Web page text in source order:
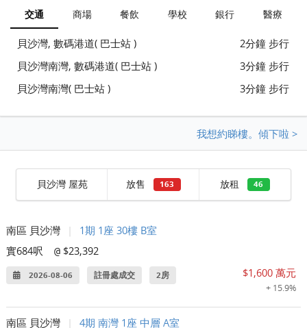
交通 商場 餐飲 學校 銀行 醫療
貝沙灣, 數碼港道( 巴士站 )
2分鐘 步行
貝沙灣南灣, 數碼港道( 巴士站 )
3分鐘 步行
貝沙灣南灣( 巴士站 )
3分鐘 步行
我想約睇樓。傾下啦 >
貝沙灣 屋苑 放售 163 放租 46
南區 貝沙灣
1期 1座 30樓 B室
實684呎
@ $23,392
2026-08-06 註冊處成交 2房 $1,600 萬元
+ 15.9%
南區 貝沙灣
4期 南灣 1座 中層 A室